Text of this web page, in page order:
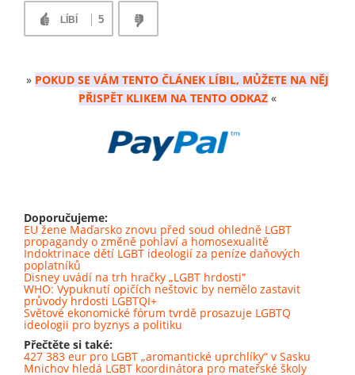
LÍBÍ 5
» POKUD SE VÁM TENTO ČLÁNEK LÍBIL, MŮŽETE NA NĚJ
PŘISPĚT KLIKEM NA TENTO ODKAZ «
Doporučujeme:
EU žene Maďarsko znovu před soud ohledně LGBT
propagandy o změně pohlaví a homosexualitě
Indoktrinace dětí LGBT ideologií za peníze daňových
poplatníků
Disney uvádí na trh hračky „LGBT hrdosti“
WHO: Vypuknutí opičích neštovic by nemělo zastavit
průvody hrdosti LGBTQI+
Světové ekonomické fórum tvrdě prosazuje LGBTQ
ideologii pro byznys a politiku
Přečtěte si také:
427 383 eur pro LGBT „aromantické uprchlíky“ v Sasku
Mnichov hledá LGBT koordinátora pro mateřské školy